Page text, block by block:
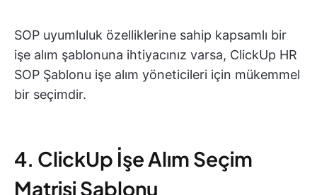
SOP uyumluluk özelliklerine sahip kapsamlı bir
işe alım şablonuna ihtiyacınız varsa, ClickUp HR
SOP Şablonu işe alım yöneticileri için mükemmel
bir seçimdir.
4. ClickUp İşe Alım Seçim
Matrisi Şablonu